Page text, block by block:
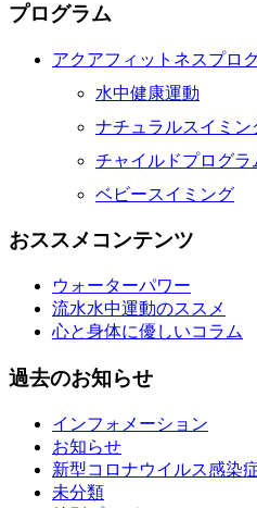
プログラム
アクアフィットネスプロ
水中健康運動
ナチュラルスイミン
チャイルドプログラ
ベビースイミング
おススメコンテンツ
ウォーターパワー
流水水中運動のススメ
心と身体に優しいコラム
過去のお知らせ
インフォメーション
お知らせ
新型コロナウイルス感染
未分類